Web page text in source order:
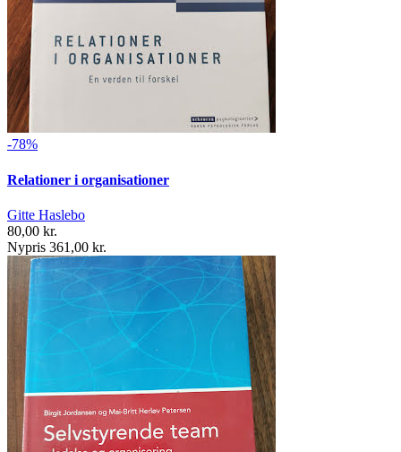
-78%
Relationer i organisationer
Gitte Haslebo
80,00 kr.
Nypris 361,00 kr.